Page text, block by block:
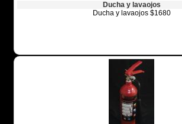
Ducha y lavaojos
Ducha y lavaojos $1680